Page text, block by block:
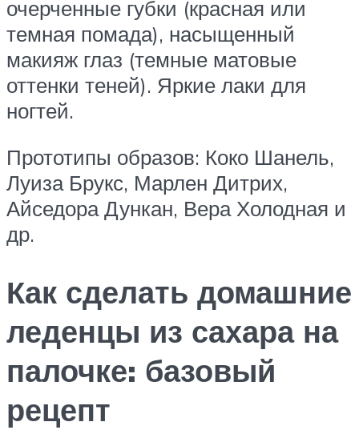
очерченные губки (красная или
темная помада), насыщенный
макияж глаз (темные матовые
оттенки теней). Яркие лаки для
ногтей.
Прототипы образов: Коко Шанель,
Луиза Брукс, Марлен Дитрих,
Айседора Дункан, Вера Холодная и
др.
Как сделать домашние
леденцы из сахара на
палочке: базовый
рецепт